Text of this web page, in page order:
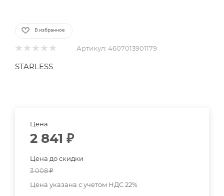
В избранное
Артикул: 4607013901179
STARLESS
Цена
2 841 ₽
Цена до скидки
3 008₽
Цена указана с учетом НДС 22%